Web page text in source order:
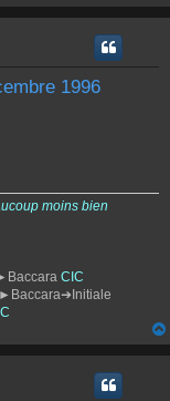
1996
moins bien
CIC
►Baccara➔Initiale